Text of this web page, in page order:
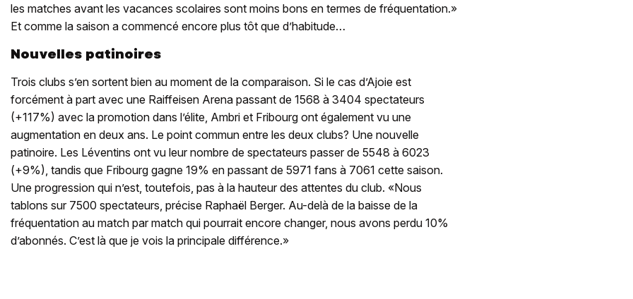
les matches avant les vacances scolaires sont moins bons en termes de fréquentation.»
Et comme la saison a commencé encore plus tôt que d’habitude…
Nouvelles patinoires
Trois clubs s’en sortent bien au moment de la comparaison. Si le cas d’Ajoie est
forcément à part avec une Raiffeisen Arena passant de 1568 à 3404 spectateurs
(+117%) avec la promotion dans l’élite, Ambri et Fribourg ont également vu une
augmentation en deux ans. Le point commun entre les deux clubs? Une nouvelle
patinoire. Les Léventins ont vu leur nombre de spectateurs passer de 5548 à 6023
(+9%), tandis que Fribourg gagne 19% en passant de 5971 fans à 7061 cette saison.
Une progression qui n’est, toutefois, pas à la hauteur des attentes du club. «Nous
tablons sur 7500 spectateurs, précise Raphaël Berger. Au-delà de la baisse de la
fréquentation au match par match qui pourrait encore changer, nous avons perdu 10%
d’abonnés. C’est là que je vois la principale différence.»